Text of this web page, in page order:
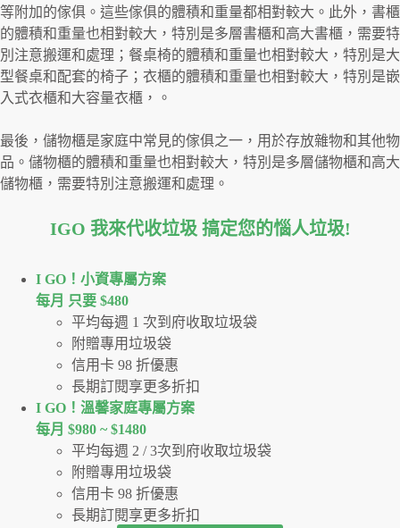
等附加的傢俱。這些傢俱的體積和重量都相對較大。此外，書櫃
的體積和重量也相對較大，特別是多層書櫃和高大書櫃，需要特
別注意搬運和處理；餐桌椅的體積和重量也相對較大，特別是大
型餐桌和配套的椅子；衣櫃的體積和重量也相對較大，特別是嵌
入式衣櫃和大容量衣櫃，。
最後，儲物櫃是家庭中常見的傢俱之一，用於存放雜物和其他物
品。儲物櫃的體積和重量也相對較大，特別是多層儲物櫃和高大
儲物櫃，需要特別注意搬運和處理。
IGO 我來代收垃圾 搞定您的惱人垃圾!
I GO！⼩資專屬⽅案
每月 只要 $480
平均每週 1 次到府收取垃圾袋
附贈專用垃圾袋
信用卡 98 折優惠
長期訂閱享更多折扣
I GO！溫馨家庭專屬方案
每月 $980 ~ $1480
平均每週 2 / 3次到府收取垃圾袋
附贈專用垃圾袋
信用卡 98 折優惠
長期訂閱享更多折扣